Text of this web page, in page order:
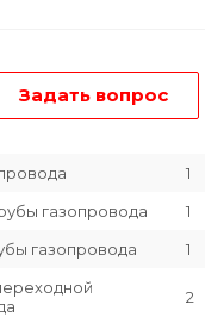
Задать вопрос
1
газопровода
1
газопровода 1
2